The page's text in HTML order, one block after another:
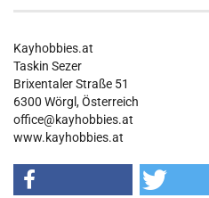
Kayhobbies.at
Taskin Sezer
Brixentaler Straße 51
6300 Wörgl, Österreich
office@kayhobbies.at
www.kayhobbies.at